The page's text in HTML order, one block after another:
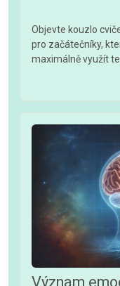
Objevte kouzlo
pro začátečníky,
maximálně využít
Význam